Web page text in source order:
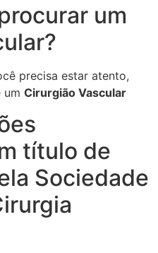
um
precisa estar atento,
um Cirurgião Vascular
título de
Sociedade